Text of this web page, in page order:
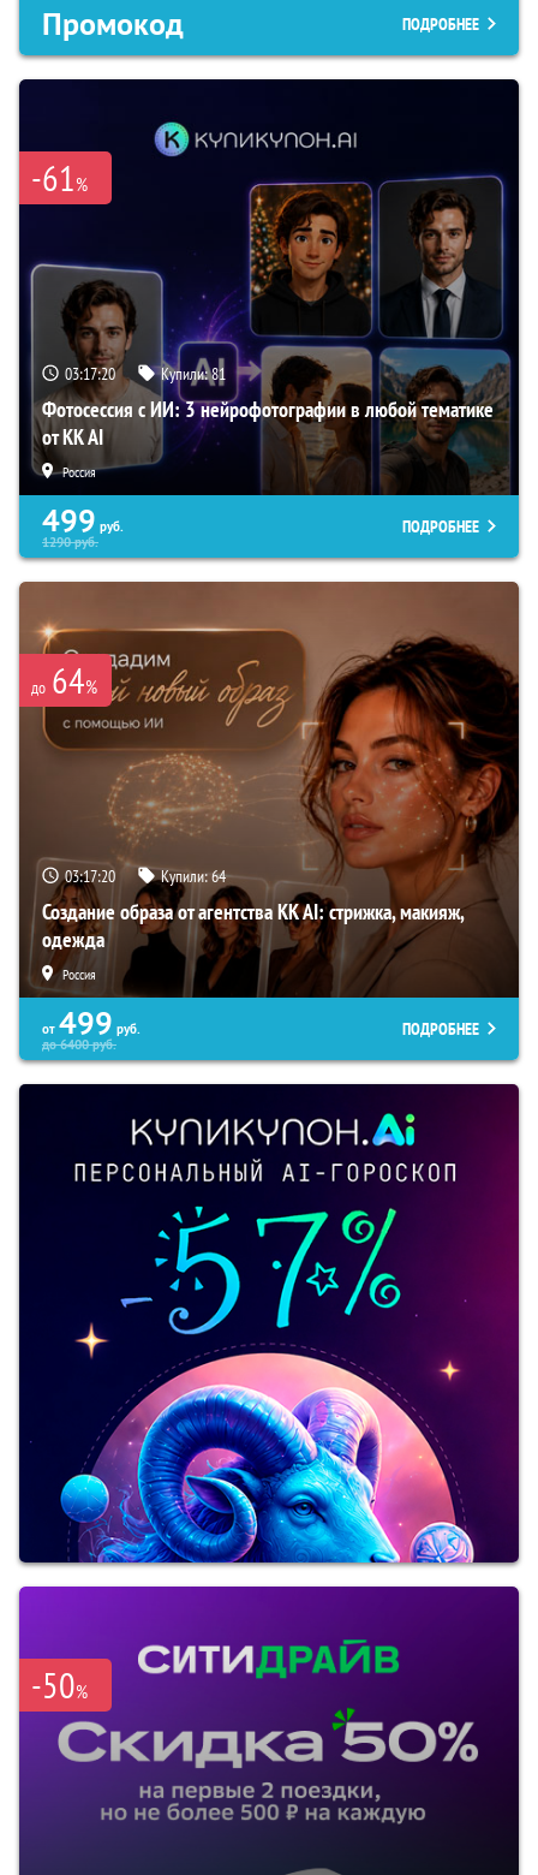
Промокод ПОДРОБНЕЕ
-61%
03:17:19 Купили:81
Фотосессия с ИИ: 3 нейрофотографии в любой тематике
от KK AI
Россия
499 руб.
1290руб.
ПОДРОБНЕЕ
до 64%
03:17:19 Купили:64
Создание образа от агентства KK AI: стрижка, макияж,
одежда
Россия
от 499 руб.
до6400руб.
ПОДРОБНЕЕ
-50%